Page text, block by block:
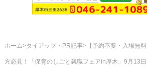
ホーム タイアップ・PR記事 【予約不要・入場無
方必見！「保育のしごと就職フェアin厚木」9月13